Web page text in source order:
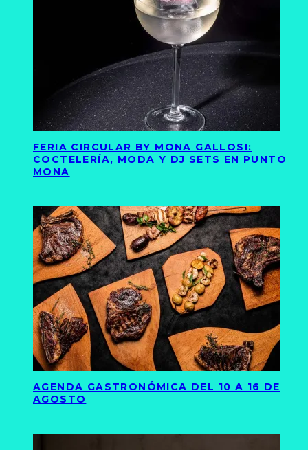
FERIA CIRCULAR BY MONA GALLOSI:
COCTELERÍA, MODA Y DJ SETS EN PUNTO
MONA
AGENDA GASTRONÓMICA DEL 10 A 16 DE
AGOSTO